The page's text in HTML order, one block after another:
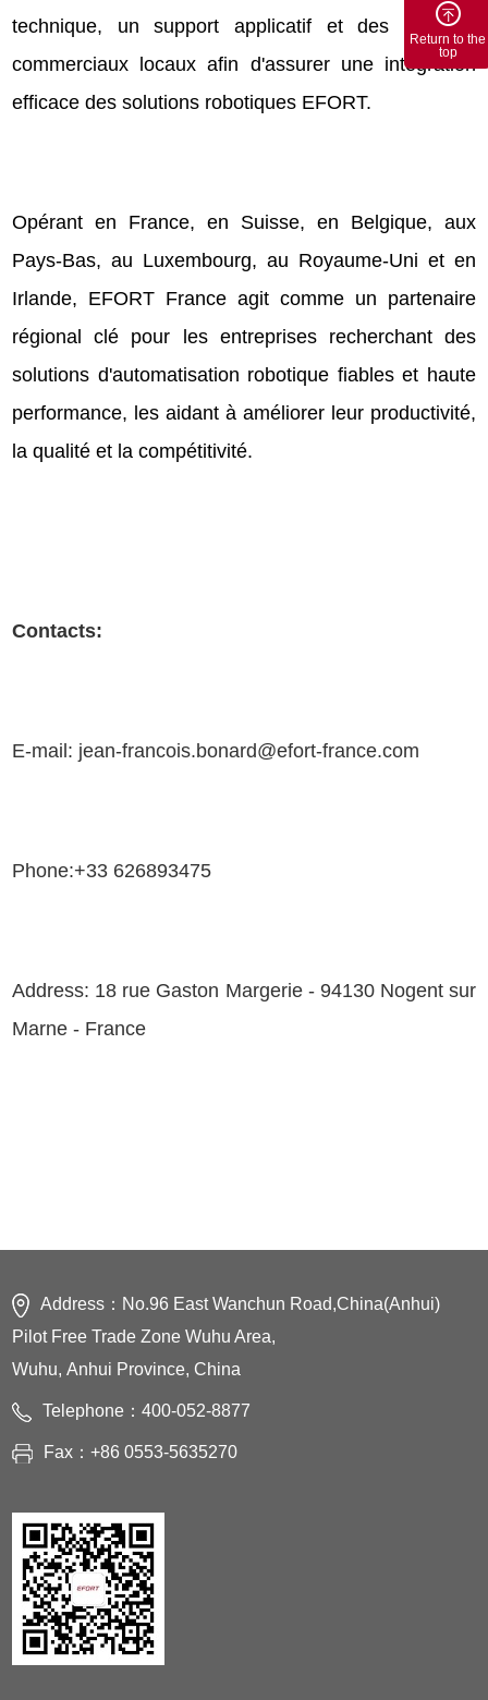
technique, un support applicatif et des services
commerciaux locaux afin d'assurer une intégration
efficace des solutions robotiques EFORT.
Opérant en France, en Suisse, en Belgique, aux
Pays-Bas, au Luxembourg, au Royaume-Uni et en
Irlande, EFORT France agit comme un partenaire
régional clé pour les entreprises recherchant des
solutions d'automatisation robotique fiables et haute
performance, les aidant à améliorer leur productivité,
la qualité et la compétitivité.
Contacts:
E-mail: jean-francois.bonard@efort-france.com
Phone:+33 626893475
Address: 18 rue Gaston Margerie - 94130 Nogent sur
Marne - France
Address：No.96 East Wanchun Road,China(Anhui)
Pilot Free Trade Zone Wuhu Area,
Wuhu, Anhui Province, China
Telephone：400-052-8877
Fax：+86 0553-5635270
Return to the
top